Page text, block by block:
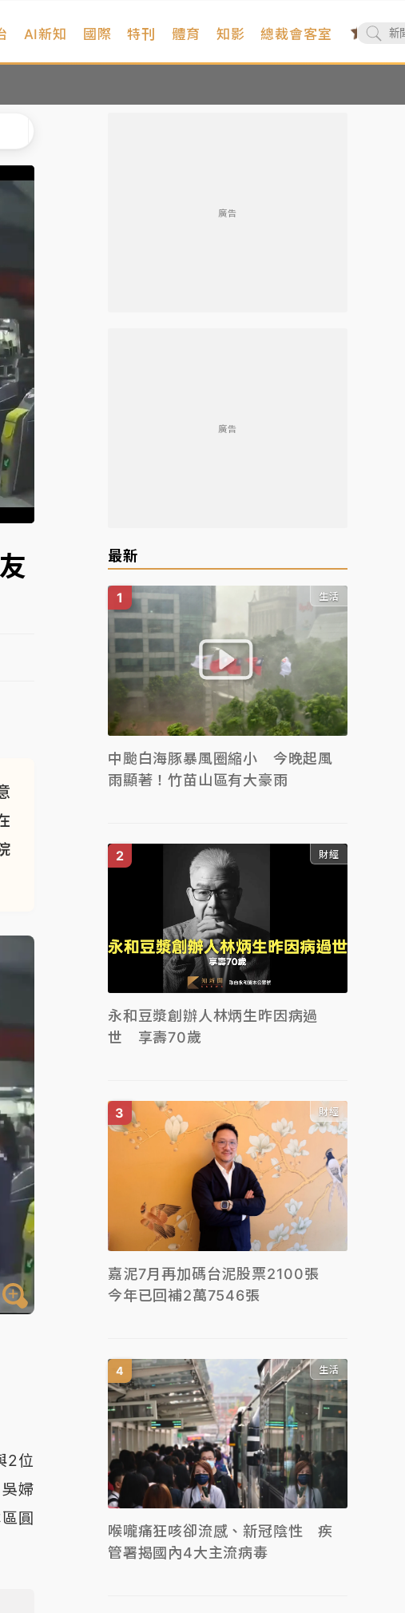
AI新知 國際 特刊 體育 知影 總裁會客室
2位
婦
圓
廣告
廣告
最新
生活
中颱白海豚暴風圈縮小 今晚起風
雨顯著！竹苗山區有大豪雨
財經
永和豆漿創辦人林炳生昨因病過
世 享壽70歲
財經
嘉泥7月再加碼台泥股票2100張
今年已回補2萬7546張
生活
喉嚨痛狂咳卻流感、新冠陰性 疾
管署揭國內4大主流病毒